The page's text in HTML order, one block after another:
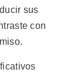
sus
con